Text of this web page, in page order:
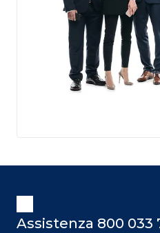
Assistenza 800 033